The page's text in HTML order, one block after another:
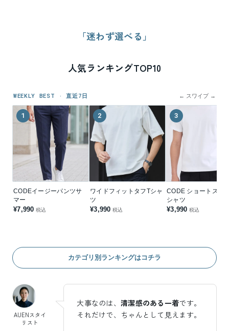
「迷わず選べる」
人気ランキングTOP10
WEEKLY BEST · 直近7日 ← スワイプ →
1
CODEイージーパンツサ
マー
¥7,990 税込
2
ワイドフィットタフTシャ
ツ
¥3,990 税込
3
CODE ショートスリ
シャツ
¥3,990 税込
カテゴリ別ランキングはコチラ
AUENスタイ
リスト
大事なのは、清潔感のある一着です。
それだけで、ちゃんとして見えます。